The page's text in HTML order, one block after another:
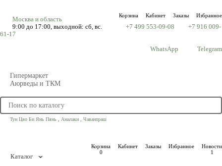
Избранное
Заказы
Кабинет
Корзина
Москва и область
9:00 до 17:00, выходной: сб, вс.
+7 499 553-09-08
+7 916 009-
61-17
WhatsApp Telegram
Гипермаркет
Аюрведы и ТКМ
Тун Цяо Би Янь Пянь Амалаки Чаванпраш
Новости
1
Избранное
Заказы
Кабинет
Корзина
0
Каталог